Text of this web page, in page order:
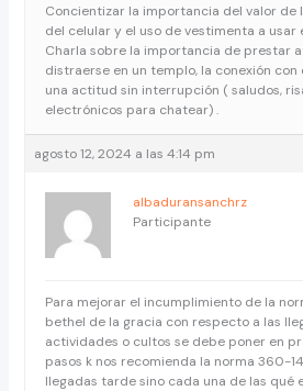
Concientizar la importancia del valor de
del celular y el uso de vestimenta a usar
Charla sobre la importancia de prestar
distraerse en un templo, la conexión
una actitud sin interrupción ( saludos,
electrónicos para chatear) .
agosto 12, 2024 a las 4:14 pm
albaduransanchrz
Participante
Para mejorar el incumplimiento de la
bethel de la gracia con respecto a las
actividades o cultos se debe poner en
pasos k nos recomienda la norma 360-
llegadas tarde sino cada una de las qué